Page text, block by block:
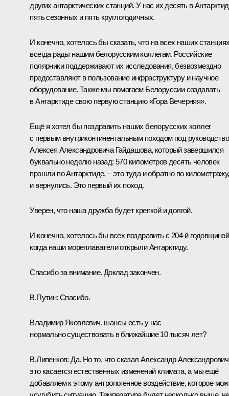
других антарктических станций. У нас их десять в
пять сезонных и пять круглогодичных.
И конечно, хотелось бы сказать, что на всех наших
всегда рады нашим белорусским коллегам. Российские
полярники поддерживают их исследования, безвозмездно
предоставляют в пользование инфраструктуру и научное
оборудование. Также мы помогаем Белоруссии создавать
в Антарктиде свою первую станцию «Гора Вечерняя».
Ещё я хотел бы поздравить наших белорусских коллег
с первым внутриконтинентальным походом под
Алексея Александровича Гайдашова, который завершился
буквально неделю назад: 570 километров десять человек
прошли по Антарктиде, – это туда и обратно по
и вернулись. Это первый их поход.
Уверен, что наша дружба будет крепкой и долгой.
И конечно, хотелось бы всех поздравить с 204-й
когда наши мореплаватели открыли Антарктиду.
Спасибо за внимание. Доклад закончен.
В.Путин: Спасибо.
Владимир Яковлевич, шансы есть у нас
нормально существовать в ближайшие 10 тысяч лет?
В.Липенков: Да. Но то, что сказал Александр
это касается естественных изменений климата, а мы ещё
добавляем к этому антропогенное воздействие, которое